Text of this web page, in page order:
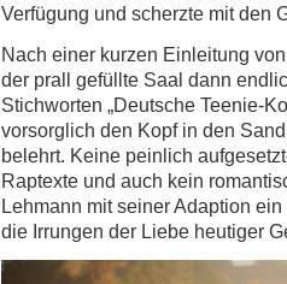
Verfügung und scherzte mit den
Nach einer kurzen Einleitung
der prall gefüllte Saal dann
Stichworten „Deutsche Teenie-
vorsorglich den Kopf in den
belehrt. Keine peinlich
Raptexte und auch kein
Lehmann mit seiner Adaption
die Irrungen der Liebe heutiger